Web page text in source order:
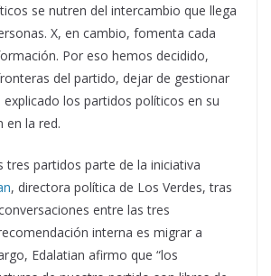
se nutren del intercambio que llega
X, en cambio, fomenta cada
Por eso hemos decidido,
del partido, dejar de gestionar
explicado los partidos políticos en su
en la red.
tres partidos parte de la iniciativa
, directora política de Los Verdes, tras
entre las tres
interna es migrar a
Edalatian afirmo que “los